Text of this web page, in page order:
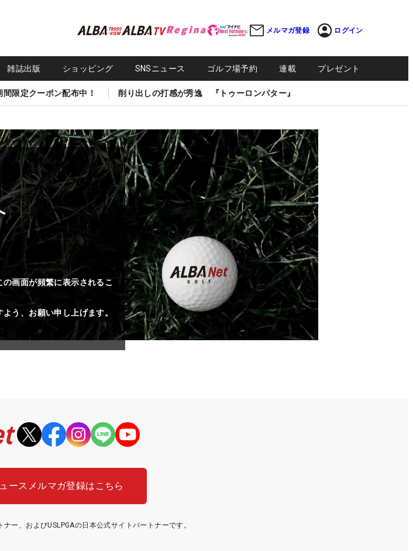
メルマガ登録 ログイン
雑誌出版 ショッピング SNSニュース ゴルフ場予約 連載 プレゼント
間限定クーポン配布中！ 削り出しの打感が秀逸 『トゥーロンパター』
画面が頻繁に表示されるこ
う、お願い申し上げます。
ース メルマガ登録はこちら
ー、およびUSLPGAの日本公式サイトパートナーです。